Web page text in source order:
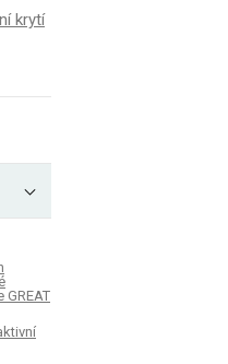
krytí